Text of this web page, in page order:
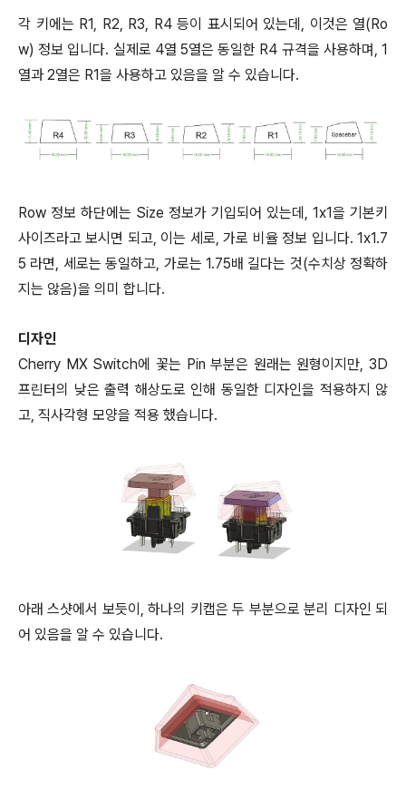
각 키에는 R1, R2, R3, R4 등이 표시되어 있는데, 이것은 열(Ro
w) 정보 입니다. 실제로 4열 5열은 동일한 R4 규격을 사용하며, 1
열과 2열은 R1을 사용하고 있음을 알 수 있습니다.
Row 정보 하단에는 Size 정보가 기입되어 있는데, 1x1을 기본키
사이즈라고 보시면 되고, 이는 세로, 가로 비율 정보 입니다. 1x1.7
5 라면, 세로는 동일하고, 가로는 1.75배 길다는 것(수치상 정확하
지는 않음)을 의미 합니다.
디자인
Cherry MX Switch에 꽃는 Pin 부분은 원래는 원형이지만, 3D
프린터의 낮은 출력 해상도로 인해 동일한 디자인을 적용하지 않
고, 직사각형 모양을 적용 했습니다.
아래 스샷에서 보듯이, 하나의 키캡은 두 부분으로 분리 디자인 되
어 있음을 알 수 있습니다.